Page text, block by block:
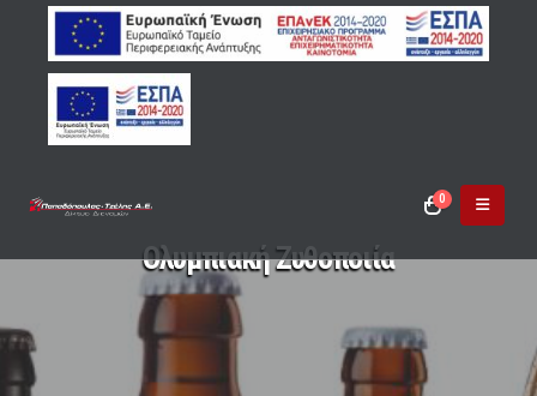
0
Ολυμπιακή Ζυθοποιία